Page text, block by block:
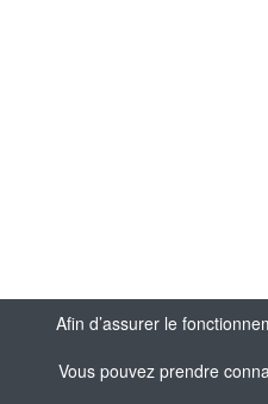
Afin d’assurer le
Vous pouvez prendre